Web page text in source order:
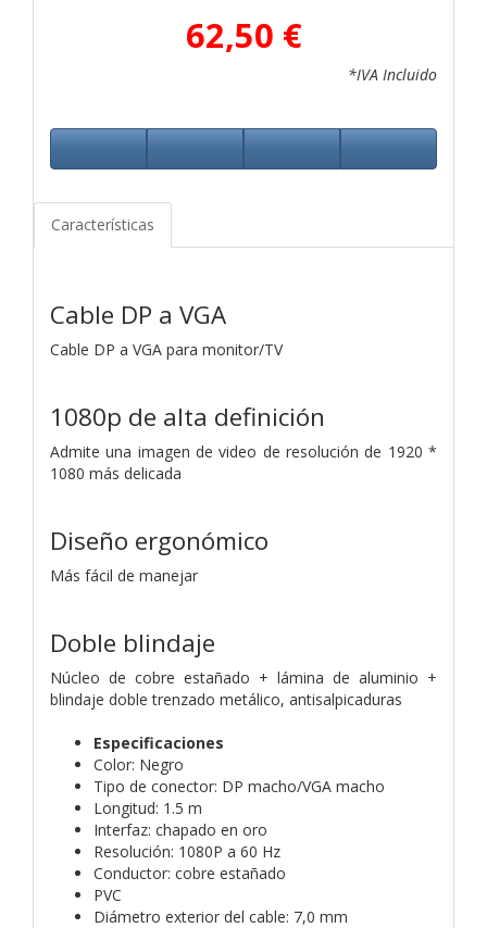
62,50 €
*IVA Incluido
Características
Cable DP a VGA
Cable DP a VGA para monitor/TV
1080p de alta definición
Admite una imagen de video de resolución de 1920 *
1080 más delicada
Diseño ergonómico
Más fácil de manejar
Doble blindaje
Núcleo de cobre estañado + lámina de aluminio +
blindaje doble trenzado metálico, antisalpicaduras
Especificaciones
Color: Negro
Tipo de conector: DP macho/VGA macho
Longitud: 1.5 m
Interfaz: chapado en oro
Resolución: 1080P a 60 Hz
Conductor: cobre estañado
PVC
Diámetro exterior del cable: 7,0 mm